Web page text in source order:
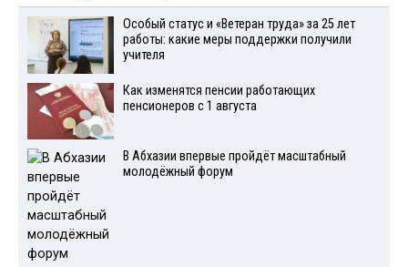
Особый статус и «Ветеран труда» за 25 лет
работы: какие меры поддержки получили
учителя
Как изменятся пенсии работающих
пенсионеров с 1 августа
В Абхазии впервые пройдёт масштабный
молодёжный форум